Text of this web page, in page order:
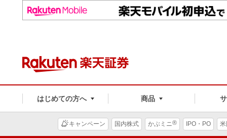
はじめての方へ 商品
キャンペーン 国内株式 かぶミニ® IPO・PO